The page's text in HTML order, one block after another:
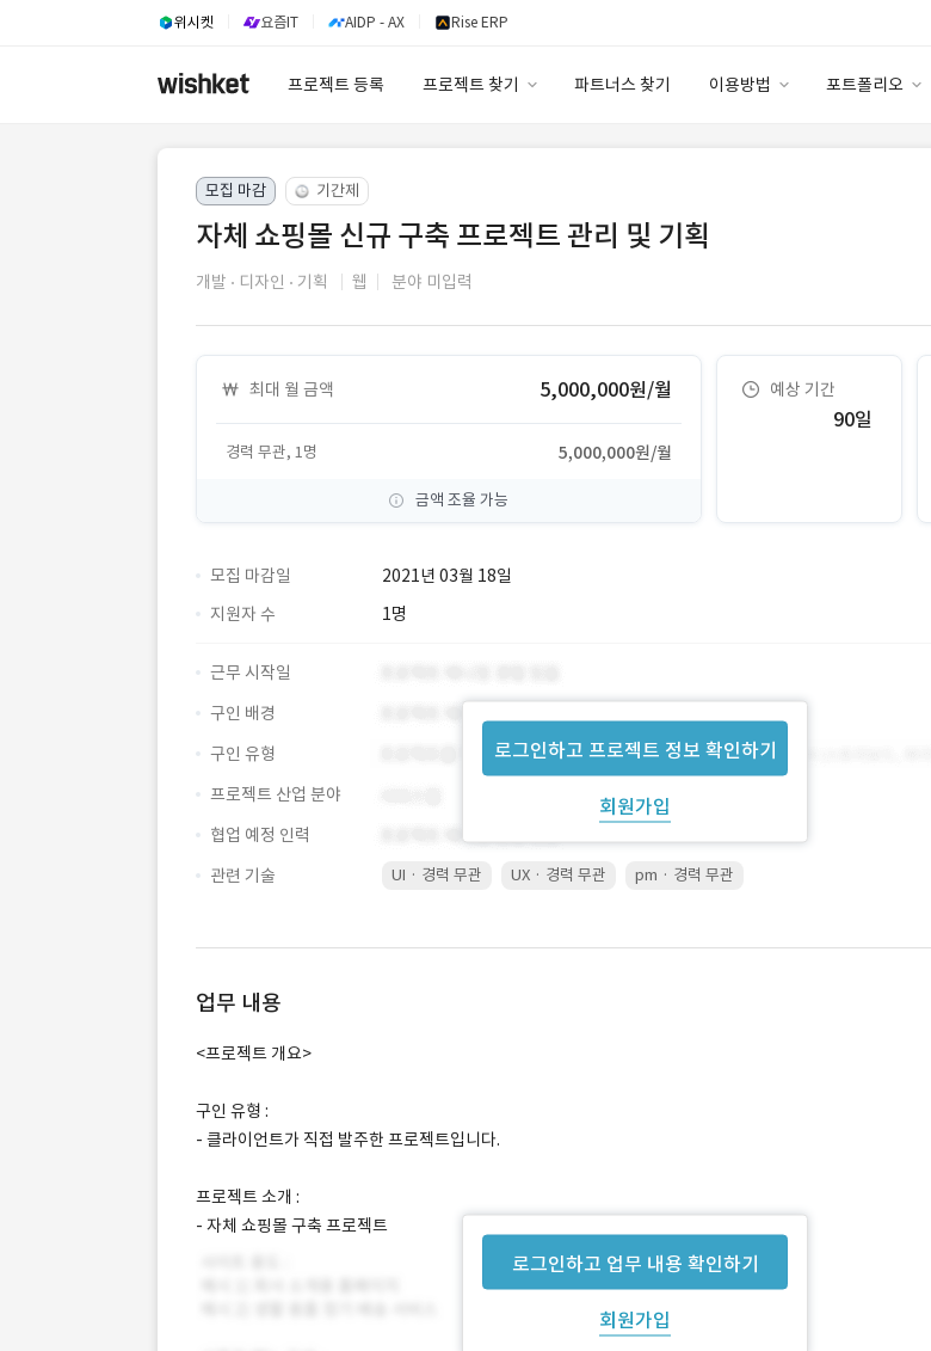
위시켓 요즘IT AIDP - AX Rise ERP
프로젝트 등록 프로젝트 찾기 파트너스 찾기 이용방법 포트폴리오
모집 마감 기간제
자체 쇼핑몰 신규 구축 프로젝트 관리 및 기획
개발 디자인 기획 웹 분야 미입력
최대 월 금액 5,000,000원/월
경력 무관, 1명 5,000,000원/월
금액 조율 가능
예상 기간
90일
모집 마감일
2021년 03월 18일
지원자 수
1명
로그인하고 프로젝트 정보 확인하기
회원가입
근무 시작일
구인 배경
구인 유형
프로젝트 산업 분야
협업 예정 인력
관련 기술
UI · 경력 무관 UX · 경력 무관 pm · 경력 무관
업무 내용
로그인하고 업무 내용 확인하기
회원가입
<프로젝트 개요>
구인 유형 :
- 클라이언트가 직접 발주한 프로젝트입니다.
프로젝트 소개 :
- 자체 쇼핑몰 구축 프로젝트